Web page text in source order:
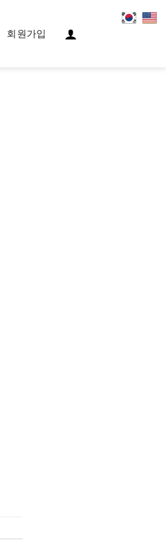
회원가입